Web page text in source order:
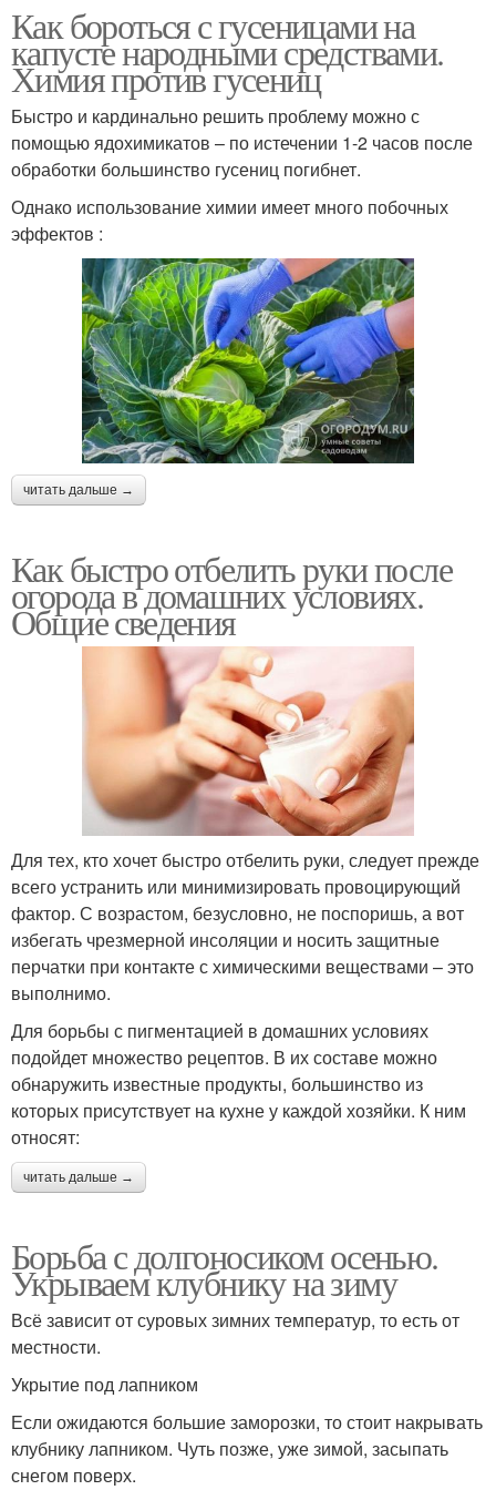
Как бороться с гусеницами на
капусте народными средствами.
Химия против гусениц
Быстро и кардинально решить проблему можно с
помощью ядохимикатов – по истечении 1-2 часов после
обработки большинство гусениц погибнет.
Однако использование химии имеет много побочных
эффектов :
читать дальше →
Как быстро отбелить руки после
огорода в домашних условиях.
Общие сведения
Для тех, кто хочет быстро отбелить руки, следует прежде
всего устранить или минимизировать провоцирующий
фактор. С возрастом, безусловно, не поспоришь, а вот
избегать чрезмерной инсоляции и носить защитные
перчатки при контакте с химическими веществами – это
выполнимо.
Для борьбы с пигментацией в домашних условиях
подойдет множество рецептов. В их составе можно
обнаружить известные продукты, большинство из
которых присутствует на кухне у каждой хозяйки. К ним
относят:
читать дальше →
Борьба с долгоносиком осенью.
Укрываем клубнику на зиму
Всё зависит от суровых зимних температур, то есть от
местности.
Укрытие под лапником
Если ожидаются большие заморозки, то стоит накрывать
клубнику лапником. Чуть позже, уже зимой, засыпать
снегом поверх.